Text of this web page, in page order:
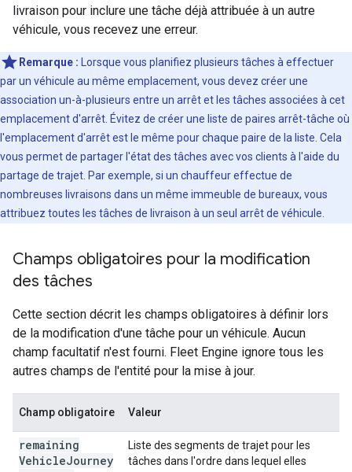
livraison pour inclure une tâche déjà attribuée à un autre
véhicule, vous recevez une erreur.
Remarque : Lorsque vous planifiez plusieurs tâches à effectuer
par un véhicule au même emplacement, vous devez créer une
association un-à-plusieurs entre un arrêt et les tâches associées à cet
emplacement d'arrêt. Évitez de créer une liste de paires arrêt-tâche où
l'emplacement d'arrêt est le même pour chaque paire de la liste. Cela
vous permet de partager l'état des tâches avec vos clients à l'aide du
partage de trajet. Par exemple, si un chauffeur effectue de
nombreuses livraisons dans un même immeuble de bureaux, vous
attribuez toutes les tâches de livraison à un seul arrêt de véhicule.
Champs obligatoires pour la modification
des tâches
Cette section décrit les champs obligatoires à définir lors
de la modification d'une tâche pour un véhicule. Aucun
champ facultatif n'est fourni. Fleet Engine ignore tous les
autres champs de l'entité pour la mise à jour.
Champ obligatoire Valeur
remaining
VehicleJourney
Liste des segments de trajet pour les
tâches dans l'ordre dans lequel elles